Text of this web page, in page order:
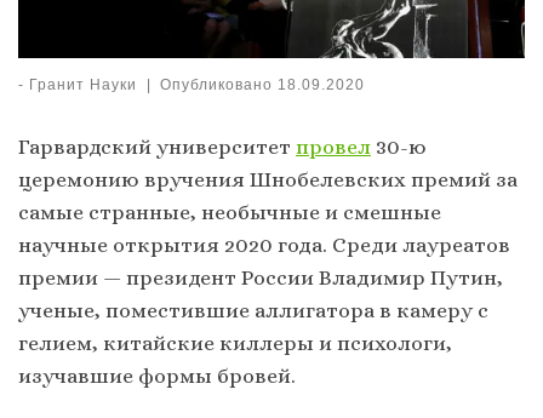
- Гранит Науки | Опубликовано 18.09.2020
Гарвардский университет провел 30-ю
церемонию вручения Шнобелевских премий за
самые странные, необычные и смешные
научные открытия 2020 года. Среди лауреатов
премии — президент России Владимир Путин,
ученые, поместившие аллигатора в камеру с
гелием, китайские киллеры и психологи,
изучавшие формы бровей.